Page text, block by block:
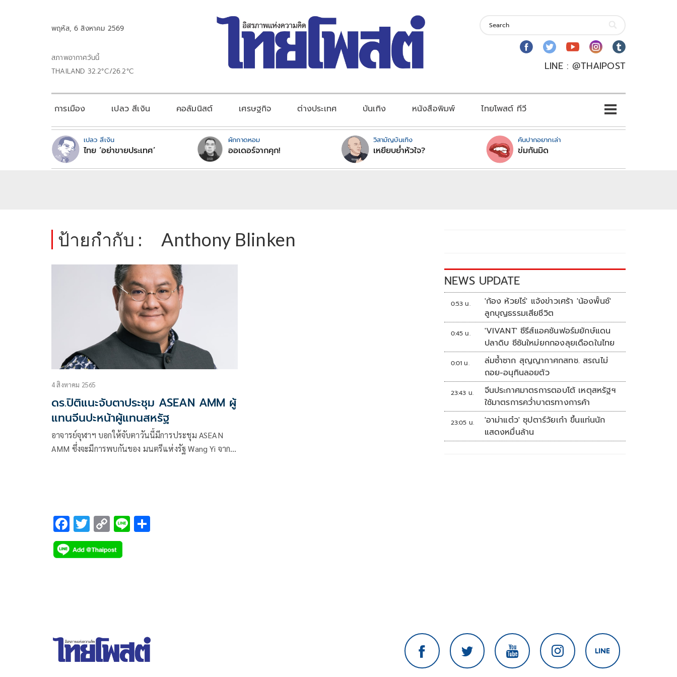
พฤหัส, 6 สิงหาคม 2569
สภาพอากาศวันนี้
THAILAND 32.2°C/26.2°C
LINE : @THAIPOST
การเมือง เปลว สีเงิน คอลัมนิสต์ เศรษฐกิจ ต่างประเทศ บันเทิง หนังสือพิมพ์ ไทยโพสต์ ทีวี
เปลว สีเงิน
ไทย ‘อย่าขายประเทศ’
ผักกาดหอม
ออเดอร์จากคุก!
วิสามัญบันเทิง
เหยียบย่ำหัวใจ?
คันปากอยากเล่า
ข่มกันมิด
ป้ายกำกับ : Anthony Blinken
4 สิงหาคม 2565
ดร.ปิติแนะจับตาประชุม ASEAN AMM ผู้
แทนจีนปะหน้าผู้แทนสหรัฐ
อาจารย์จุฬาฯ บอกให้จับตาวันนี้มีการประชุม ASEAN
AMM ซึ่งจะมีการพบกันของ มนตรีแห่งรัฐ Wang Yi จาก
F
ac
e
T
wi
tt
C
o
p
Li
NEWS UPDATE
0:53 น.
'ก้อง ห้วยไร่' แจ้งข่าวเศร้า 'น้องพั้นช์'
ลูกบุญธรรมเสียชีวิต
0:45 น.
'VIVANT' ซีรีส์แอคชันฟอร์มยักษ์แดน
ปลาดิบ ซีซันใหม่ยกกองลุยเดือดในไทย
0:01 น.
ล่มซ้ำซาก สุญญากาศกสทช. สรณไม่
ถอย-อนุทินลอยตัว
23:43 น.
จีนประกาศมาตรการตอบโต้ เหตุสหรัฐฯ
ใช้มาตรการคว่ำบาตรทางการค้า
23:05 น.
'อาม่าแต๋ว' ซุปตาร์วัยเก๋า ขึ้นแท่นนัก
แสดงหมื่นล้าน